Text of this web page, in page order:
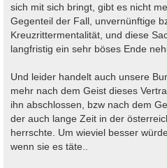
sich mit sich bringt, gibt es nicht
Gegenteil der Fall, unvernünftige
Kreuzrittermentalität, und diese
langfristig ein sehr böses Ende
Und leider handelt auch unsere
mehr nach dem Geist dieses
ihn abschlossen, bzw nach dem
der auch lange Zeit in der
herrschte. Um wieviel besser
wenn sie es täte..